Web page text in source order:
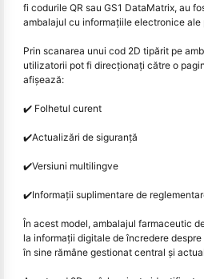
fi codurile QR sau GS1 DataMatrix, au
ambalajul cu informațiile electronice ale
Prin scanarea unui cod 2D tipărit pe
utilizatorii pot fi direcționați către o
afișează:
✔️ Folhetul curent
✔️Actualizări de siguranță
✔️Versiuni multilingve
✔️Informații suplimentare de
În acest model, ambalajul farmaceutic
la informații digitale de încredere
în sine rămâne gestionat central și